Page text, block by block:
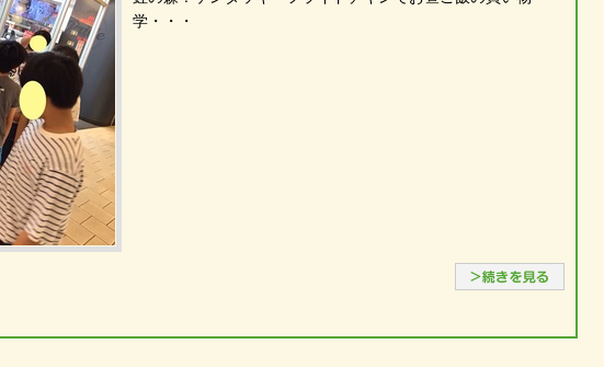
学・・・